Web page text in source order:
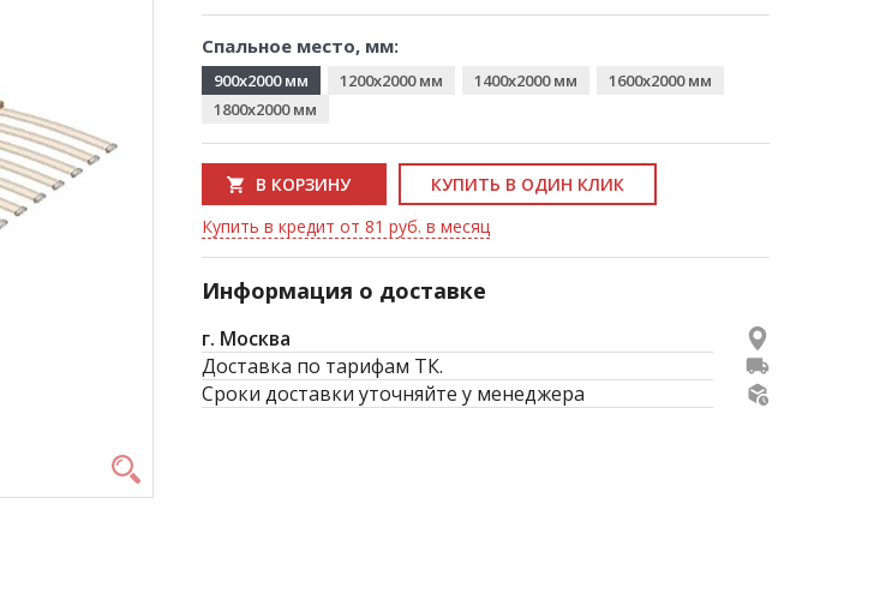
Спальное место, мм:
900x2000 мм 1200x2000 мм 1400x2000 мм
1600x2000 мм
1800x2000 мм
В КОРЗИНУ
КУПИТЬ В ОДИН КЛИК
Купить в кредит от 81 руб. в месяц
Информация о доставке
г. Москва
Доставка по тарифам ТК.
Сроки доставки уточняйте у менеджера